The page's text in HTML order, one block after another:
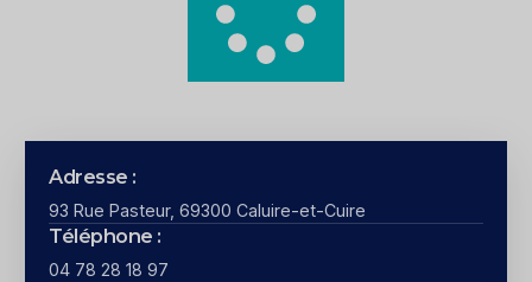
Adresse :
93 Rue Pasteur, 69300 Caluire-et-Cuire
Téléphone :
04 78 28 18 97